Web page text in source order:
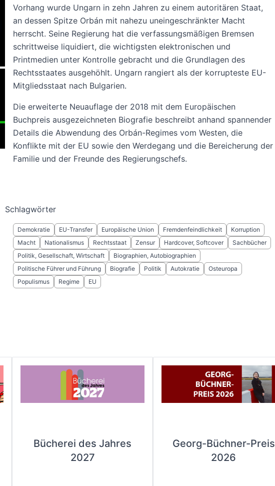
Vorhang wurde Ungarn in zehn Jahren zu einem autoritären Staat,
an dessen Spitze Orbán mit nahezu uneingeschränkter Macht
herrscht. Seine Regierung hat die verfassungsmäßigen Bremsen
schrittweise liquidiert, die wichtigsten elektronischen und
Printmedien unter Kontrolle gebracht und die Grundlagen des
Rechtsstaates ausgehöhlt. Ungarn rangiert als der korrupteste EU-
Mitgliedsstaat nach Bulgarien.
Die erweiterte Neuauflage der 2018 mit dem Europäischen
Buchpreis ausgezeichneten Biografie beschreibt anhand spannender
Details die Abwendung des Orbán-Regimes vom Westen, die
Konflikte mit der EU sowie den Werdegang und die Bereicherung der
Familie und der Freunde des Regierungschefs.
Schlagwörter
Demokratie EU-Transfer Europäische Union Fremdenfeindlichkeit
Korruption
Macht
Nationalismus Rechtsstaat Zensur Hardcover, Softcover
Sachbücher
Politik, Gesellschaft, Wirtschaft
Biographien, Autobiographien
Politische Führer und Führung
Biografie Politik Autokratie
Osteuropa
Populismus
Regime EU
Bücherei des Jahres
2027
Georg-Büchner-Preis
2026